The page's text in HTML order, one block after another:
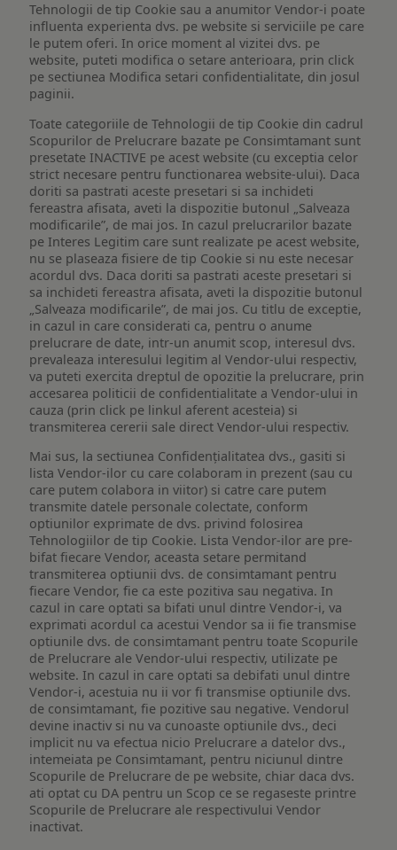
Tehnologii de tip Cookie sau a anumitor Vendor-i poate
influenta experienta dvs. pe website si serviciile pe care
le putem oferi. In orice moment al vizitei dvs. pe
website, puteti modifica o setare anterioara, prin click
pe sectiunea Modifica setari confidentialitate, din josul
paginii.
Toate categoriile de Tehnologii de tip Cookie din cadrul
Scopurilor de Prelucrare bazate pe Consimtamant sunt
presetate INACTIVE pe acest website (cu exceptia celor
strict necesare pentru functionarea website-ului). Daca
doriti sa pastrati aceste presetari si sa inchideti
fereastra afisata, aveti la dispozitie butonul „Salveaza
modificarile”, de mai jos. In cazul prelucrarilor bazate
pe Interes Legitim care sunt realizate pe acest website,
nu se plaseaza fisiere de tip Cookie si nu este necesar
acordul dvs. Daca doriti sa pastrati aceste presetari si
sa inchideti fereastra afisata, aveti la dispozitie butonul
„Salveaza modificarile”, de mai jos. Cu titlu de exceptie,
in cazul in care considerati ca, pentru o anume
prelucrare de date, intr-un anumit scop, interesul dvs.
prevaleaza interesului legitim al Vendor-ului respectiv,
va puteti exercita dreptul de opozitie la prelucrare, prin
accesarea politicii de confidentialitate a Vendor-ului in
cauza (prin click pe linkul aferent acesteia) si
transmiterea cererii sale direct Vendor-ului respectiv.
Mai sus, la sectiunea Confidențialitatea dvs., gasiti si
lista Vendor-ilor cu care colaboram in prezent (sau cu
care putem colabora in viitor) si catre care putem
transmite datele personale colectate, conform
optiunilor exprimate de dvs. privind folosirea
Tehnologiilor de tip Cookie. Lista Vendor-ilor are pre-
bifat fiecare Vendor, aceasta setare permitand
transmiterea optiunii dvs. de consimtamant pentru
fiecare Vendor, fie ca este pozitiva sau negativa. In
cazul in care optati sa bifati unul dintre Vendor-i, va
exprimati acordul ca acestui Vendor sa ii fie transmise
optiunile dvs. de consimtamant pentru toate Scopurile
de Prelucrare ale Vendor-ului respectiv, utilizate pe
website. In cazul in care optati sa debifati unul dintre
Vendor-i, acestuia nu ii vor fi transmise optiunile dvs.
de consimtamant, fie pozitive sau negative. Vendorul
devine inactiv si nu va cunoaste optiunile dvs., deci
implicit nu va efectua nicio Prelucrare a datelor dvs.,
intemeiata pe Consimtamant, pentru niciunul dintre
Scopurile de Prelucrare de pe website, chiar daca dvs.
ati optat cu DA pentru un Scop ce se regaseste printre
Scopurile de Prelucrare ale respectivului Vendor
inactivat.